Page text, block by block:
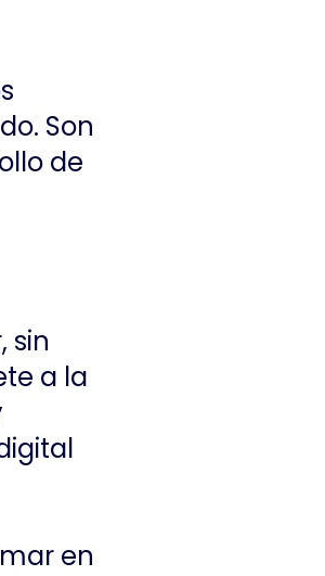
Son
de
sin
a la
en